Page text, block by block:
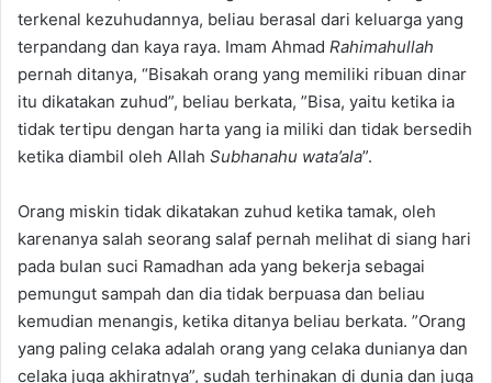
terkenal kezuhudannya, beliau berasal dari keluarga yang
terpandang dan kaya raya. Imam Ahmad Rahimahullah
pernah ditanya, “Bisakah orang yang memiliki ribuan dinar
itu dikatakan zuhud”, beliau berkata, ”Bisa, yaitu ketika ia
tidak tertipu dengan harta yang ia miliki dan tidak bersedih
ketika diambil oleh Allah Subhanahu wata’ala”.
Orang miskin tidak dikatakan zuhud ketika tamak, oleh
karenanya salah seorang salaf pernah melihat di siang hari
pada bulan suci Ramadhan ada yang bekerja sebagai
pemungut sampah dan dia tidak berpuasa dan beliau
kemudian menangis, ketika ditanya beliau berkata. ”Orang
yang paling celaka adalah orang yang celaka dunianya dan
celaka juga akhiratnya”, sudah terhinakan di dunia dan juga